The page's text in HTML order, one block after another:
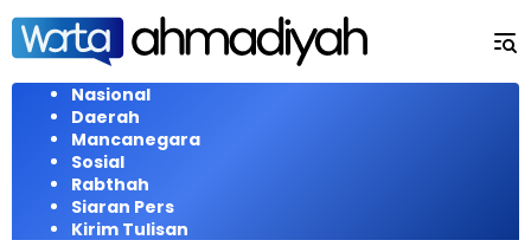
Langsung
konten
Nasional
Daerah
Mancanegara
Sosial
Rabthah
Siaran Pers
Kirim Tulisan